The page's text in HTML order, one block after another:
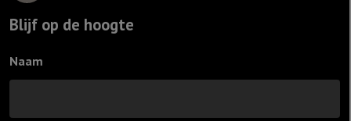
Blijf op de hoogte
Naam